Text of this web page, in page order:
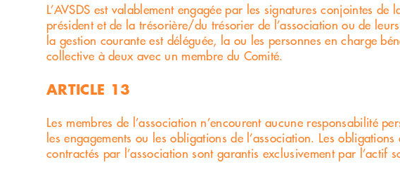
L’AVSDS est valablement engagée par les signatures conjointes de
président et de la trésorière/du trésorier de l’association ou de
la gestion courante est déléguée, la ou les personnes en charge
collective à deux avec un membre du Comité.
ARTICLE 13
Les membres de l’association n’encourent aucune responsabilité
les engagements ou les obligations de l’association. Les obligations
contractés par l’association sont garantis exclusivement par l’actif